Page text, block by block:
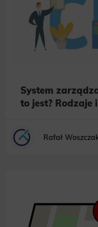
System
to jest? Rodzaje
Rafał